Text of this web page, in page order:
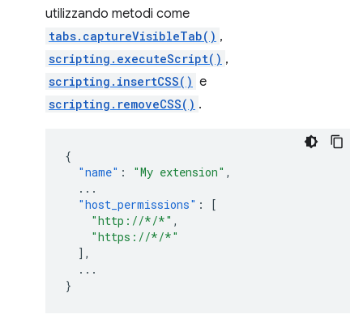
utilizzando metodi come
tabs.captureVisibleTab() ,
scripting.executeScript() ,
scripting.insertCSS() e
scripting.removeCSS() .
{
"name" : "My extension" ,
...
"host_permissions" :
[
"http://*/*" ,
"https://*/*"
],
...
}